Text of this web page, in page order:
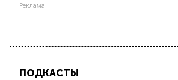
Реклама
ПОДКАСТЫ